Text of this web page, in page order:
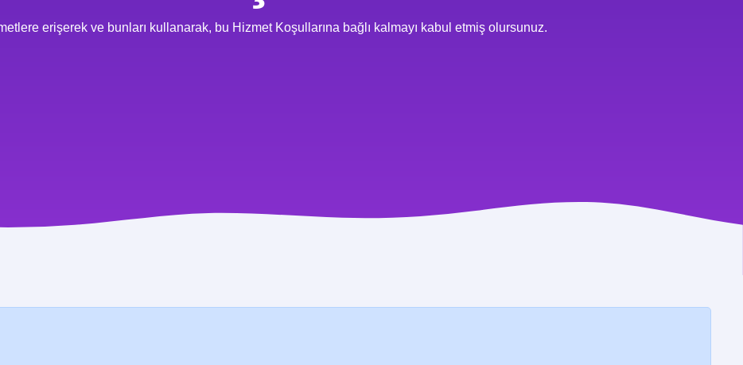
erişerek ve bunları kullanarak, bu Hizmet Koşullarına bağlı kalmayı kabul etmiş olursunuz.